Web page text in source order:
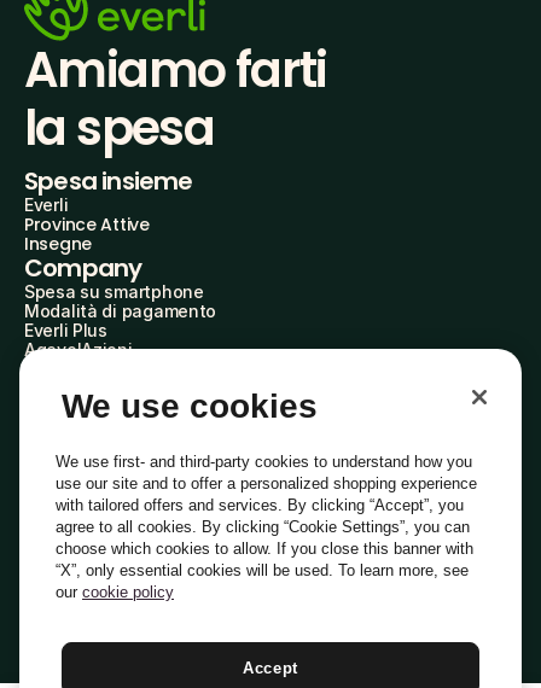
Amiamo farti
la spesa
Spesa insieme
Everli
Province Attive
Insegne
Company
Spesa su smartphone
Modalità di pagamento
Everli Plus
AgevolAzioni
Everli Shoppers
Scopri chi siamo
Domande frequenti
Lavora con noi
Diventa Shopper
Investitori
PrivacyCookiePreferenze Cookie
Termini e Condizioni
Italiano
We use cookies
We use first- and third-party cookies to understand how you
use our site and to offer a personalized shopping experience
with tailored offers and services. By clicking “Accept”, you
agree to all cookies. By clicking “Cookie Settings”, you can
choose which cookies to allow. If you close this banner with
“X”, only essential cookies will be used. To learn more, see
our cookie policy
Accept